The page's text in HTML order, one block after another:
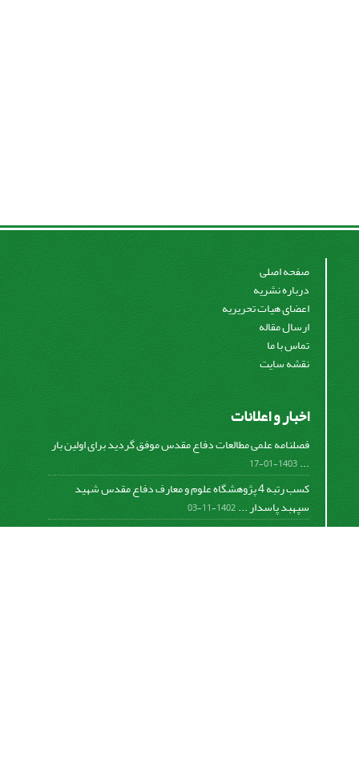
صفحه اصلی
درباره نشریه
اعضای هیات تحریریه
ارسال مقاله
تماس با ما
نقشه سایت
اخبار و اعلانات
فصلنامه علمی مطالعات دفاع مقدس موفق گردید برای اولین بار
...
1403-01-17
کسب رتبه 4 پژوهشگاه علوم و معارف دفاع مقدس شهید
سپهبد پاسدار ...1402-11-03
کسب افتخار فصلنامه علمی مطالعات دفاع مقدس در دومین